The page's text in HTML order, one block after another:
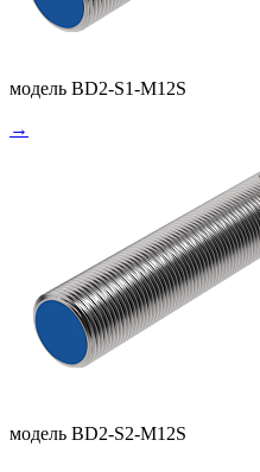
модель BD2-S1-M12S
→
модель BD2-S2-M12S